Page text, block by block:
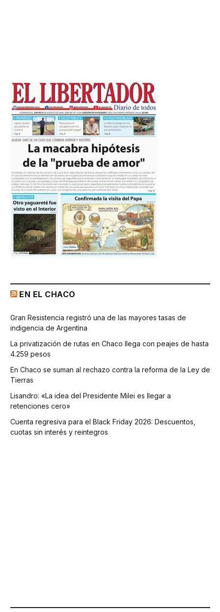
EN EL CHACO
Gran Resistencia registró una de las mayores tasas de
indigencia de Argentina
La privatización de rutas en Chaco llega con peajes de hasta
4.259 pesos
En Chaco se suman al rechazo contra la reforma de la Ley de
Tierras
Lisandro: «La idea del Presidente Milei es llegar a
retenciones cero»
Cuenta regresiva para el Black Friday 2026: Descuentos,
cuotas sin interés y reintegros